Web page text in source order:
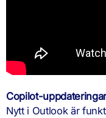
Copilot-
Nytt i Outlook är